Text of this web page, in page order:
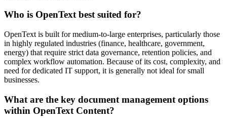
Who is OpenText best suited for?
OpenText is built for medium-to-large enterprises, particularly those
in highly regulated industries (finance, healthcare, government,
energy) that require strict data governance, retention policies, and
complex workflow automation. Because of its cost, complexity, and
need for dedicated IT support, it is generally not ideal for small
businesses.
What are the key document management options
within OpenText Content?